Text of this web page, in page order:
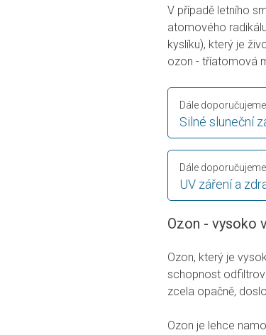
V případě letního
atomového
kyslíku), který je
ozon - tříatomová
Silné sluneční
Dále doporučujeme
UV záření a
Dále doporučujeme
Ozon - vysoko
Ozon, který je
schopnost
zcela opačně,
Ozon je lehce